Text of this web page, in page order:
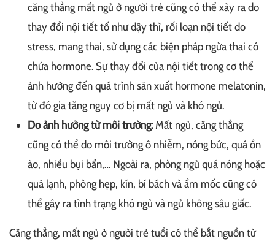
căng thẳng mất ngủ ở người trẻ cũng có thể xảy ra do
thay đổi nội tiết tố như dậy thì, rối loạn nội tiết do
stress, mang thai, sử dụng các biện pháp ngừa thai có
chứa hormone. Sự thay đổi của nội tiết trong cơ thể
ảnh hưởng đến quá trình sản xuất hormone melatonin,
từ đó gia tăng nguy cơ bị mất ngủ và khó ngủ.
Do ảnh hưởng từ môi trường:Mất ngủ, căng thẳng
cũng có thể do môi trường ô nhiễm, nóng bức, quá ồn
ào, nhiều bụi bẩn,… Ngoài ra, phòng ngủ quá nóng hoặc
quá lạnh, phòng hẹp, kín, bí bách và ẩm mốc cũng có
thể gây ra tình trạng khó ngủ và ngủ không sâu giấc.
Căng thẳng, mất ngủ ở người trẻ tuổi có thể bắt nguồn từ